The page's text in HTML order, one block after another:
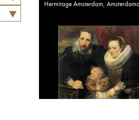
Hermitage Amsterdam,